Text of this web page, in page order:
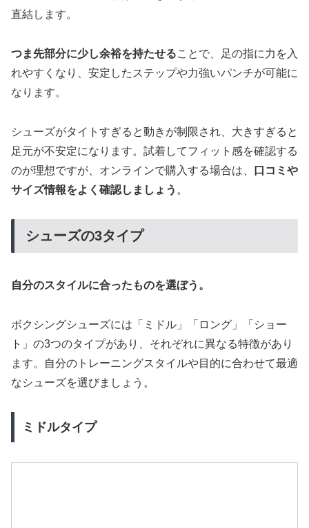
直結します。
つま先部分に少し余裕を持たせることで、足の指に力を入
れやすくなり、安定したステップや力強いパンチが可能に
なります。
シューズがタイトすぎると動きが制限され、大きすぎると
足元が不安定になります。試着してフィット感を確認する
のが理想ですが、オンラインで購入する場合は、
口コミや
サイズ情報をよく確認しましょう 。
シューズの3タイプ
自分のスタイルに合ったものを選ぼう。
ボクシングシューズには「ミドル」「ロング」「ショー
ト」の3つのタイプがあり、それぞれに異なる特徴があり
ます。自分のトレーニングスタイルや目的に合わせて最適
なシューズを選びましょう。
ミドルタイプ